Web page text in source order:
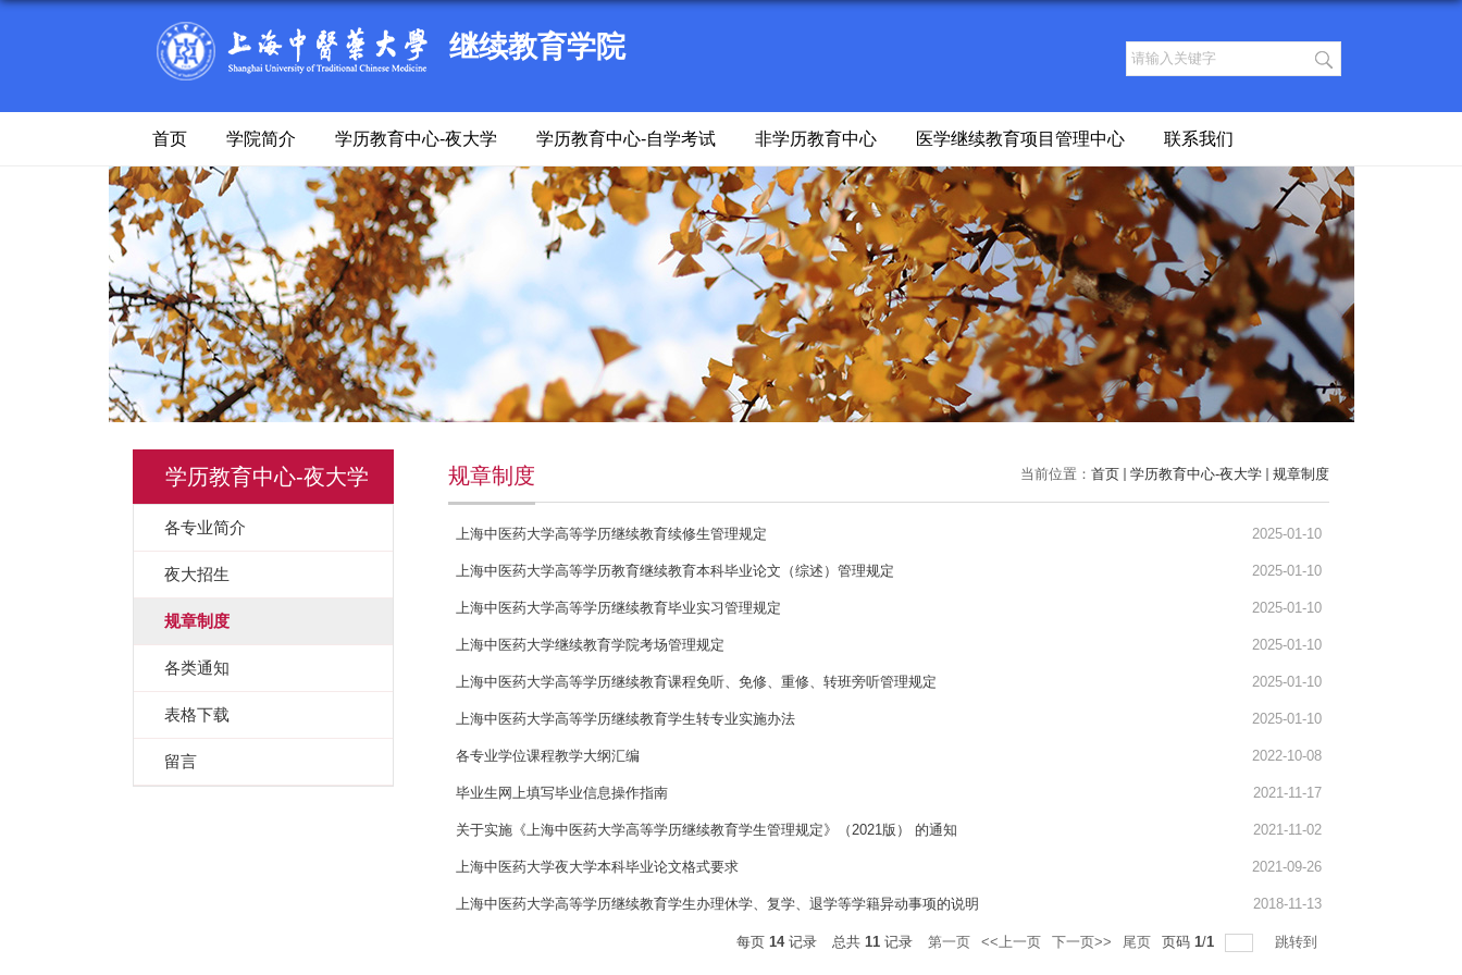
继续教育学院
首页 学院简介 学历教育中心-夜大学 学历教育中心-自学考试 非学历教育中心 医学继续教育项目管理中心 联系我们
学历教育中心-夜大学
各专业简介
夜大招生
规章制度
各类通知
表格下载
留言
当前位置： 首页 学历教育中心-夜大学 规章制度
规章制度
上海中医药大学高等学历继续教育续修生管理规定 2025-01-10
上海中医药大学高等学历教育继续教育本科毕业论文（综述）管理规定 2025-01-10
上海中医药大学高等学历继续教育毕业实习管理规定 2025-01-10
上海中医药大学继续教育学院考场管理规定 2025-01-10
上海中医药大学高等学历继续教育课程免听、免修、重修、转班旁听管理规定 2025-01-10
上海中医药大学高等学历继续教育学生转专业实施办法 2025-01-10
各专业学位课程教学大纲汇编 2022-10-08
毕业生网上填写毕业信息操作指南 2021-11-17
关于实施《上海中医药大学高等学历继续教育学生管理规定》（2021版） 的通知 2021-11-02
上海中医药大学夜大学本科毕业论文格式要求 2021-09-26
上海中医药大学高等学历继续教育学生办理休学、复学、退学等学籍异动事项的说明 2018-11-13
每页 14记录 总共 11 记录 第一页 <<上一页 下一页>> 尾页 页码 1/1 跳转到